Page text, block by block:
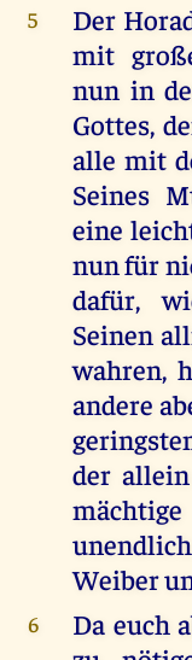
5
Der
mit
nun in
Gottes,
alle mit
Seines
eine
nun für
dafür,
Seinen
wahren,
andere
der
Weiber
6
Da euch